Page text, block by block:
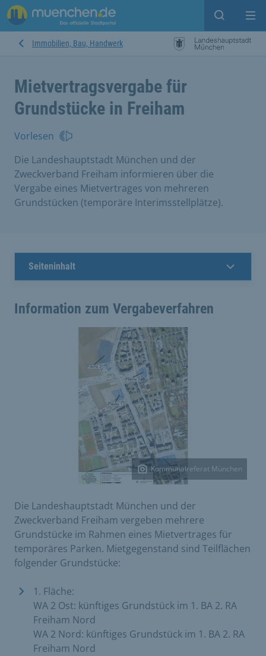
Suche
Immobilien, Bau, Handwerk
Mietvertragsvergabe für
Grundstücke in Freiham
Vorlesen
Die Landeshauptstadt München und der
Zweckverband Freiham informieren über die
Vergabe eines Mietvertrages von mehreren
Grundstücken (temporäre Interimsstellplätze).
Seiteninhalt
Information zum Vergabeverfahren
Kommunalreferat München
Die Landeshauptstadt München und der
Zweckverband Freiham vergeben mehrere
Grundstücke im Rahmen eines Mietvertrages für
temporäres Parken. Mietgegenstand sind Teilflächen
folgender Grundstücke:
1. Fläche:
WA 2 Ost: künftiges Grundstück im 1. BA 2. RA
Freiham Nord
WA 2 Nord: künftiges Grundstück im 1. BA 2. RA
Freiham Nord